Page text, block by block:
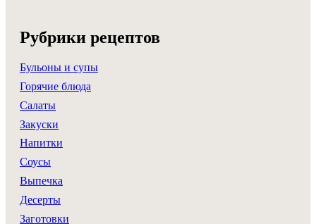
Рубрики рецептов
Бульоны и супы
Горячие блюда
Салаты
Закуски
Напитки
Соусы
Выпечка
Десерты
Заготовки